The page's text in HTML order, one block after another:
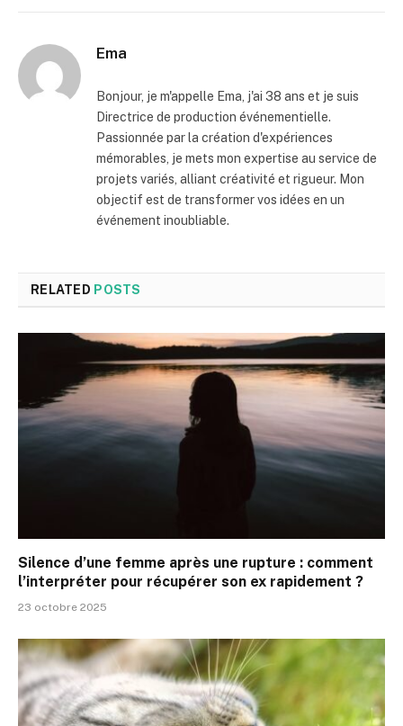
Ema
Bonjour, je m'appelle Ema, j'ai 38 ans et je suis
Directrice de production événementielle.
Passionnée par la création d'expériences
mémorables, je mets mon expertise au service de
projets variés, alliant créativité et rigueur. Mon
objectif est de transformer vos idées en un
événement inoubliable.
RELATED POSTS
Silence d’une femme après une rupture : comment
l’interpréter pour récupérer son ex rapidement ?
23 octobre 2025